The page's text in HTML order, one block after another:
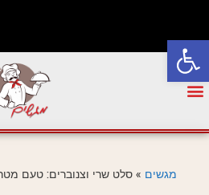
פתח סרגל נגישות
מגשים » סלט שרי וצנוברים: טעם